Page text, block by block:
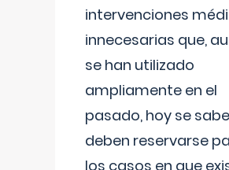
intervenciones
innecesarias que,
se han utilizado
ampliamente en el
pasado, hoy se
deben reservarse
los casos en que